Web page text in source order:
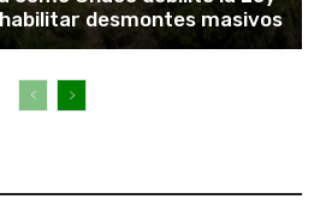
desmontes masivos